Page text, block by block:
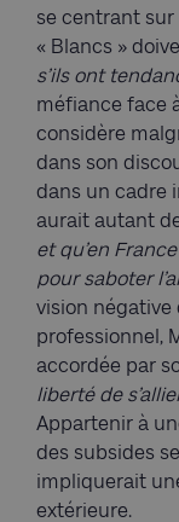
se centrant sur
« Blancs »
s’ils ont
méfiance face
considère
dans son
dans un cadre
aurait autant
et qu’en
pour saboter
vision négative
professionnel,
accordée par
liberté de
Appartenir à
des subsides
impliquerait
extérieure.